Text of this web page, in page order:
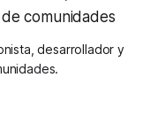
desarrollador y